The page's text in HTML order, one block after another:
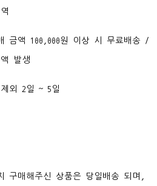
금액 100,000원 이상 시 무료배송 /
발생
외 2일 ~ 5일
구매해주신 상품은 당일배송 되며,